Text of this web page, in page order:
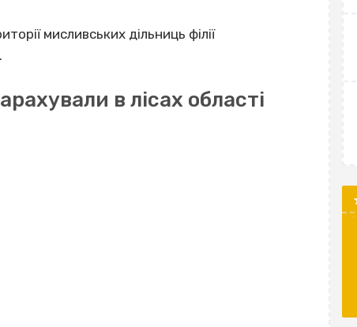
мисливських дільниць філії
в лісах області